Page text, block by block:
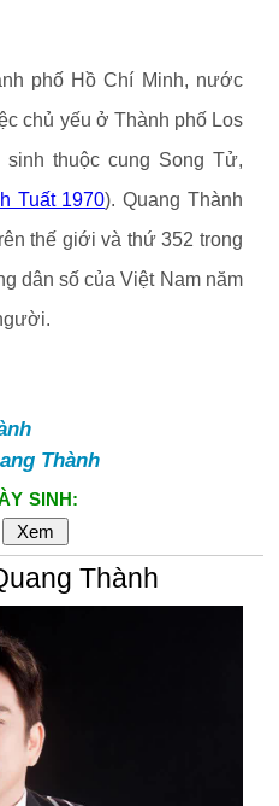
phố Hồ Chí Minh, nước
chủ yếu ở Thành phố Los
thuộc cung Song Tử,
Tuất 1970). Quang Thành
thế giới và thứ 352 trong
dân số của Việt Nam năm
Thành
SINH:
Thành